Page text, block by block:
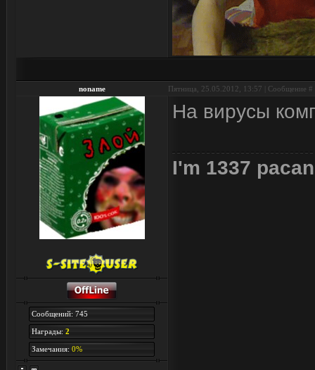
noname Пятница, 25.05.2012, 13:57 | Сообщение #
Сообщений: 745
Награды: 2
Замечания: 0%
На вирусы
I'm 1337 pacan